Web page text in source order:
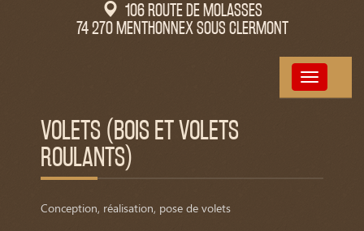
106 ROUTE DE MOLASSES
74 270 MENTHONNEX SOUS CLERMONT
Toggle
navigation
VOLETS (BOIS ET VOLETS
ROULANTS)
Conception, réalisation, pose de volets